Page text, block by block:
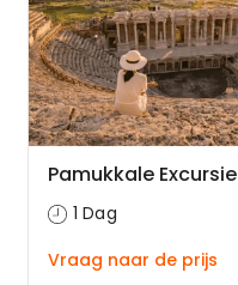
Pamukkale Excursie
1 Dag
Vraag naar de prijs